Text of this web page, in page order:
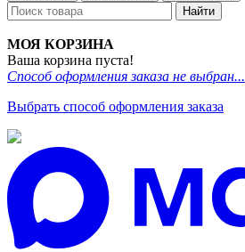
Найти
МОЯ КОРЗИНА
Ваша корзина пуста!
Способ оформления заказа не выбран...
Выбрать способ оформления заказа